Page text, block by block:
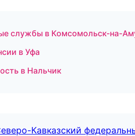
службы в Комсомольск-на-
в Уфа
в Нальчик
Кавказский